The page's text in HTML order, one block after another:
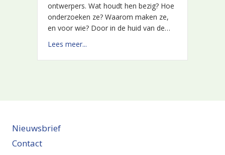
ontwerpers. Wat houdt hen bezig? Hoe
onderzoeken ze? Waarom maken ze,
en voor wie? Door in de huid van de…
Lees meer...
Nieuwsbrief
Contact